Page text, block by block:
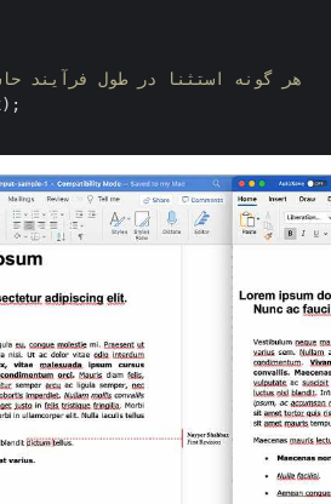
// هر گونه استثنا در طول فرآیند